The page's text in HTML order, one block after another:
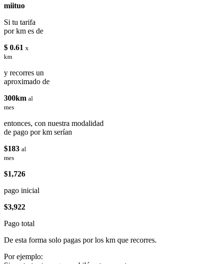
miituo
Si tu tarifa
por km es de
$ 0.61 x
km
y recorres un
aproximado de
300km al
mes
entonces, con nuestra modalidad
de pago por km serían
$183 al
mes
$1,726
pago inicial
$3,922
Pago total
De esta forma solo pagas por los km que recorres.
Por ejemplo: